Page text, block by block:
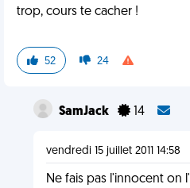
trop, cours te cacher !
52 24
SamJack 14
vendredi 15 juillet 2011 14:58
Ne fais pas l'innocent on